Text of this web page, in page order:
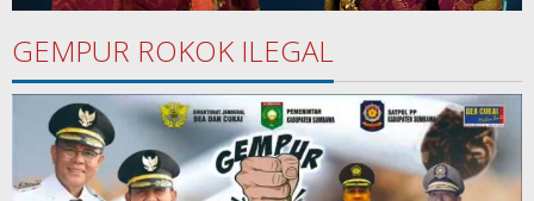
GEMPUR ROKOK ILEGAL